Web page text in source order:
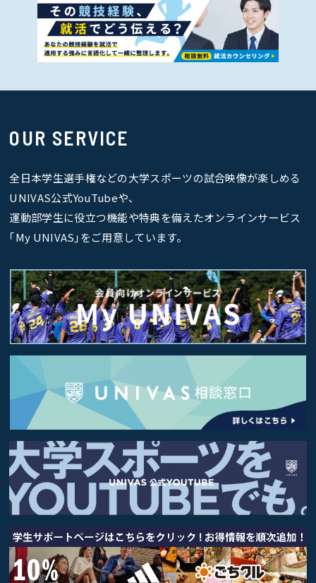
OUR SERVICE
全日本学生選手権などの大学スポーツの試合映像が楽しめる
UNIVAS公式YouTubeや、
運動部学生に役立つ機能や特典を備えたオンラインサービス
｢My UNIVAS｣をご用意しています。